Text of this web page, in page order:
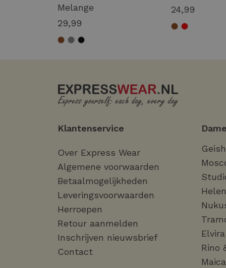
Melange
29,99
24,99
Klantenservice
Over Express Wear
Algemene voorwaarden
Betaalmogelijkheden
Leveringsvoorwaarden
Herroepen
Retour aanmelden
Inschrijven nieuwsbrief
Contact
Rino